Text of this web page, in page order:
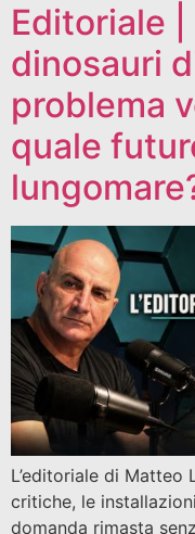
Editoriale |
dinosauri
problema
quale
L’editoriale di Matteo
critiche, le
domanda rimasta